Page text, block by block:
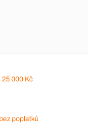
25 000 Kč
poplatků